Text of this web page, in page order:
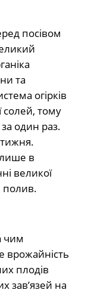
посівом
та
огірків
солей, тому
один раз.
в
великої
полив.
чим
плодів
зав’язей на